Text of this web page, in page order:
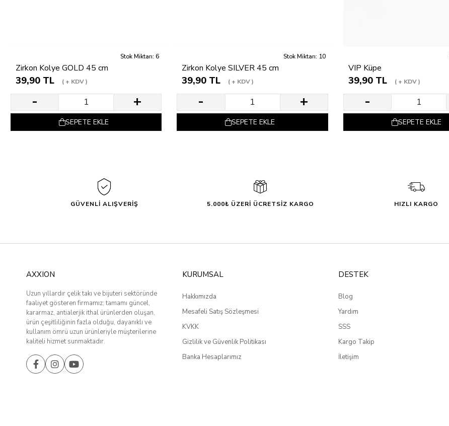
Stok Miktarı: 6
Zirkon Kolye GOLD 45 cm
39,90 TL + KDV
SEPETE EKLE
Stok Miktarı: 10
Zirkon Kolye SILVER 45 cm
39,90 TL + KDV
SEPETE EKLE
VIP Küpe
39,90 TL + KDV
SEPETE EKLE
GÜVENLİ ALIŞVERİŞ 5.000₺ ÜZERİ ÜCRETSİZ KARGO HIZLI KARGO
AXXION
Uzun yıllardır çelik takı ve bijuteri sektöründe
faaliyet gösteren firmamız; tamamı güncel,
kararmaz, antialerjik ithal ürünlerden oluşan,
ürün çeşitliliğinin fazla olduğu, dayanıklı ve
kullanım ömrü uzun ürünleriyle müşterilerine
kaliteli hizmet sunmaktadır.
KURUMSAL
Hakkımızda
Mesafeli Satış Sözleşmesi
KVKK
Gizlilik ve Güvenlik Politikası
Banka Hesaplarımız
DESTEK
Blog
Yardım
SSS
Kargo Takip
İletişim